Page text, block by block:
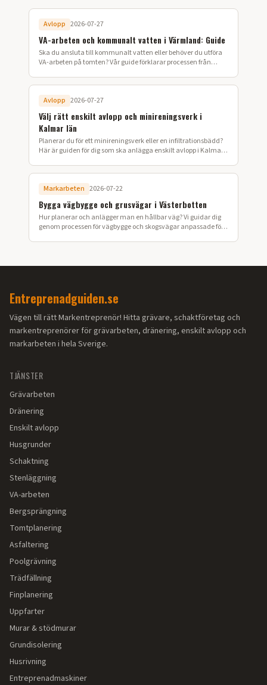
Avlopp 2026-07-27
VA-arbeten och kommunalt vatten i Värmland: Guide
Ska du ansluta till kommunalt vatten eller behöver du utföra
VA-arbeten på tomten? Vår guide förklarar processen från
Avlopp 2026-07-27
Välj rätt enskilt avlopp och minireningsverk i
Kalmar län
Planerar du för ett minireningsverk eller en infiltrationsbädd?
Här är guiden för dig som ska anlägga enskilt avlopp i Kalmar
Markarbeten 2026-07-22
Bygga vägbygge och grusvägar i Västerbotten
Hur planerar och anlägger man en hållbar väg? Vi guidar dig
genom processen för vägbygge och skogsvägar anpassade för
Entreprenadguiden.se
Vägen till rätt Markentreprenör! Hitta grävare, schaktföretag och
markentreprenörer för grävarbeten, dränering, enskilt avlopp och
markarbeten i hela Sverige.
TJÄNSTER
Grävarbeten
Dränering
Enskilt avlopp
Husgrunder
Schaktning
Stenläggning
VA-arbeten
Bergsprängning
Tomtplanering
Asfaltering
Poolgrävning
Trädfällning
Finplanering
Uppfarter
Murar & stödmurar
Grundisolering
Husrivning
Entreprenadmaskiner